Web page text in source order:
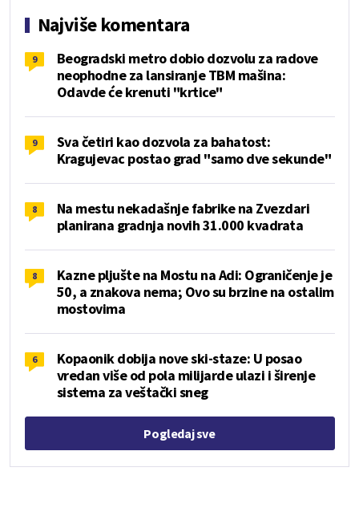
Najviše komentara
9
Beogradski metro dobio dozvolu za radove
neophodne za lansiranje TBM mašina:
Odavde će krenuti "krtice"
9
Sva četiri kao dozvola za bahatost:
Kragujevac postao grad "samo dve sekunde"
8
Na mestu nekadašnje fabrike na Zvezdari
planirana gradnja novih 31.000 kvadrata
8
Kazne pljušte na Mostu na Adi: Ograničenje je
50, a znakova nema; Ovo su brzine na ostalim
mostovima
6
Kopaonik dobija nove ski-staze: U posao
vredan više od pola milijarde ulazi i širenje
sistema za veštački sneg
Pogledaj sve